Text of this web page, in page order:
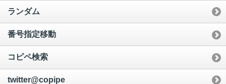
ランダム
番号指定移動
コピペ検索
twitter@copipe